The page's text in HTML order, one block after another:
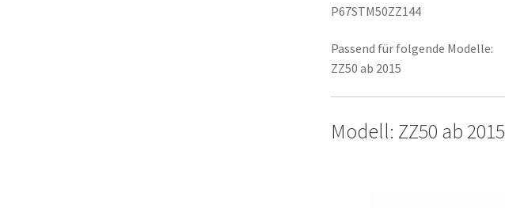
P67STM50ZZ144
Passend für folgende Modelle:
ZZ50 ab 2015
Modell: ZZ50 ab 2015